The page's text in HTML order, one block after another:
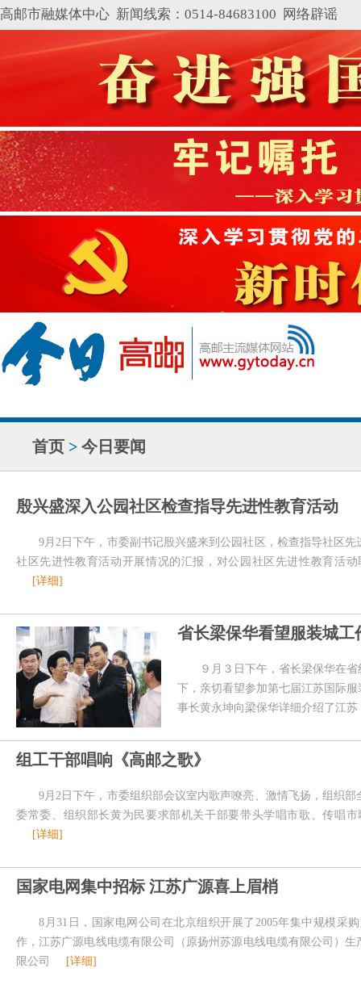
高邮市融媒体中心 新闻线索：0514-84683100 网络辟谣
首页 > 今日要闻
殷兴盛深入公园社区检查指导先进性教育活动
9月2日下午，市委副书记殷兴盛来到公园社区，检查指导社区
社区先进性教育活动开展情况的汇报，对公园社区先进性教育活
[详细]
省长梁保华看望服装城工
９月３日下午，省长梁保华在
下，亲切看望参加第七届江苏国际
事长黄永坤向梁保华详细介绍了江
组工干部唱响《高邮之歌》
9月2日下午，市委组织部会议室内歌声嘹亮、激情飞扬，组织
委常委、组织部长黄为民要求部机关干部要带头学唱市歌、传唱
[详细]
国家电网集中招标 江苏广源喜上眉梢
8月31日，国家电网公司在北京组织开展了2005年集中规模采
作，江苏广源电线电缆有限公司（原扬州苏源电线电缆有限公司）
限公司
[详细]